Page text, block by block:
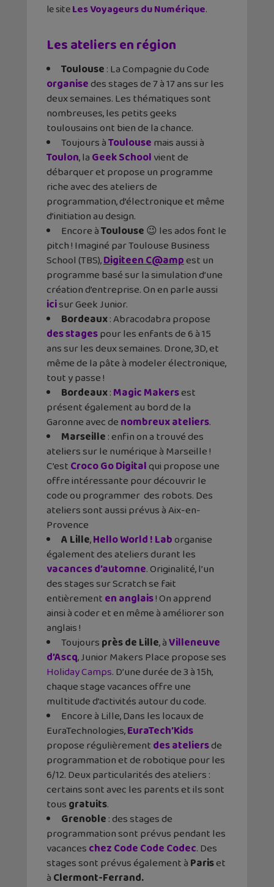
le siteLes Voyageurs du Numérique.
Les ateliers en région
Toulouse: La Compagnie du Code
organisedes stages de 7 à 17 ans sur les
deux semaines. Les thématiques sont
nombreuses, les petits geeks
toulousains ont bien de la chance.
Toujours àToulousemais aussi à
Toulon, laGeek Schoolvient de
débarquer et propose un programme
riche avec des ateliers de
programmation, d’électronique et même
d’initiation au design.
Encore àToulouse😉 les ados font le
pitch ! Imaginé par Toulouse Business
School (TBS),Digiteen C@ampest un
programme basé sur la simulation d’une
création d’entreprise. On en parle aussi
icisur Geek Junior.
Bordeaux: Abracodabra propose
des stagespour les enfants de 6 à 15
ans sur les deux semaines. Drone, 3D, et
même de la pâte à modeler électronique,
tout y passe !
Bordeaux:Magic Makersest
présent également au bord de la
Garonne avec denombreux ateliers.
Marseille: enfin on a trouvé des
ateliers sur le numérique à Marseille !
C’estCroco Go Digitalqui propose une
offre intéressante pour découvrir le
code ou programmer des robots. Des
ateliers sont aussi prévus à Aix-en-
Provence
A Lille,Hello World ! Laborganise
également des ateliers durant les
vacances d’automne. Originalité, l’un
des stages sur Scratch se fait
entièrementen anglais! On apprend
ainsi à coder et en même à améliorer son
anglais !
Toujoursprès de Lille, àVilleneuve
d’Ascq, Junior Makers Place propose ses
Holiday Camps. D’une durée de 3 à 15h,
chaque stage vacances offre une
multitude d’activités autour du code.
Encore à Lille, Dans les locaux de
EuraTechnologies,EuraTech’Kids
propose régulièrementdes ateliersde
programmation et de robotique pour les
6/12. Deux particularités des ateliers :
certains sont avec les parents et ils sont
tousgratuits.
Grenoble: des stages de
programmation sont prévus pendant les
vacanceschez Code Code Codec. Des
stages sont prévus également àPariset
àClermont-Ferrand.